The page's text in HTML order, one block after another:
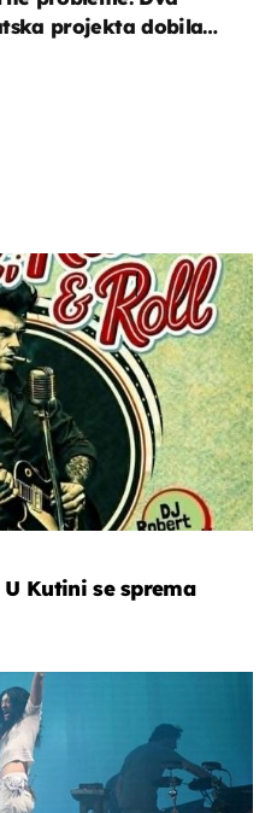
projekta dobila
Kutini se sprema